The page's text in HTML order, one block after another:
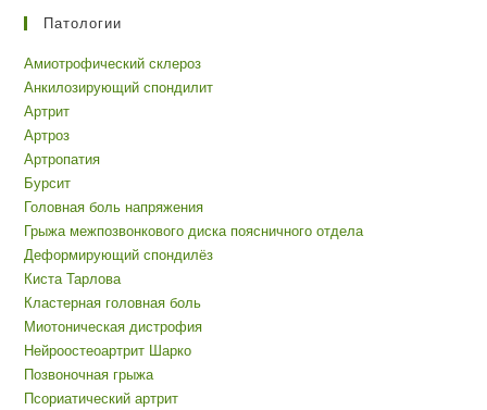
Патологии
Амиотрофический склероз
Анкилозирующий спондилит
Артрит
Артроз
Артропатия
Бурсит
Головная боль напряжения
Грыжа межпозвонкового диска поясничного отдела
Деформирующий спондилёз
Киста Тарлова
Кластерная головная боль
Миотоническая дистрофия
Нейроостеоартрит Шарко
Позвоночная грыжа
Псориатический артрит